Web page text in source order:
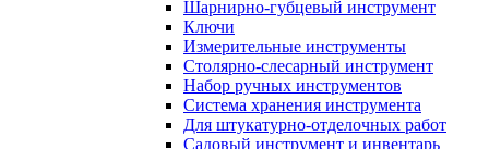
Шарнирно-губцевый инструмент
Ключи
Измерительные инструменты
Столярно-слесарный инструмент
Набор ручных инструментов
Система хранения инструмента
Для штукатурно-отделочных работ
Садовый инструмент и инвентарь